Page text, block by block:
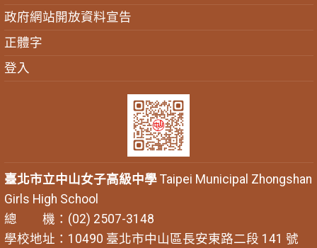
政府網站開放資料宣告
正體字
登入
臺北市立中山女子高級中學Taipei Municipal Zhongshan
Girls High School
總 機：(02) 2507-3148
學校地址：10490 臺北市中山區長安東路二段 141 號